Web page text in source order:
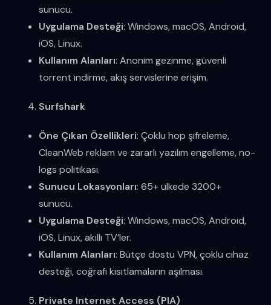
sunucu.
Uygulama Desteği: Windows, macOS, Android,
iOS, Linux.
Kullanım Alanları: Anonim gezinme, güvenli
torrent indirme, akış servislerine erişim.
Surfshark
Öne Çıkan Özellikleri: Çoklu hop şifreleme,
CleanWeb reklam ve zararlı yazılım engelleme, no-
logs politikası.
Sunucu Lokasyonları: 65+ ülkede 3200+
sunucu.
Uygulama Desteği: Windows, macOS, Android,
iOS, Linux, akıllı TV’ler.
Kullanım Alanları: Bütçe dostu VPN, çoklu cihaz
desteği, coğrafi kısıtlamaların aşılması.
Private Internet Access (PIA)